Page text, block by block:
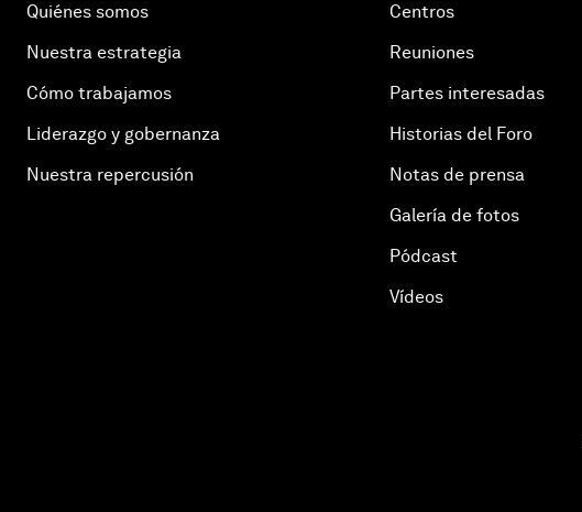
Quiénes somos
Nuestra estrategia
Cómo trabajamos
Liderazgo y gobernanza
Nuestra repercusión
Centros
Reuniones
Partes interesadas
Historias del Foro
Notas de prensa
Galería de fotos
Pódcast
Vídeos